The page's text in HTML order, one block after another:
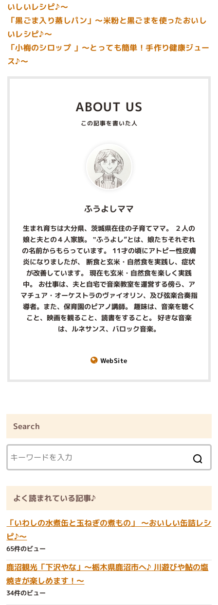
いしいレシピ♪～
「黒ごま入り蒸しパン」～米粉と黒ごまを使ったおいし
いレシピ♪～
「小梅のシロップ 」～とっても簡単！手作り健康ジュー
ス♪～
ABOUT US
ふうよしママ
生まれ育ちは大分県、茨城県在住の子育てママ。 ２人の
娘と夫との４人家族。 ‟ふうよし”とは、娘たちそれぞれ
の名前からもらっています。 11才の頃にアトピー性皮膚
炎になりましたが、 断食と玄米・自然食を実践し、症状
が改善しています。 現在も玄米・自然食を楽しく実践
中。 お仕事は、夫と自宅で音楽教室を運営する傍ら、ア
マチュア・オーケストラのヴァイオリン、及び弦楽合奏指
導者。また、保育園のピアノ講師。 趣味は、音楽を聴く
こと、映画を観ること、読書をすること。 好きな音楽
は、ルネサンス、バロック音楽。
WebSite
Search
よく読まれている記事♪
「いわしの水煮缶と玉ねぎの煮もの」 ～おいしい缶詰レシ
ピ♪～
65件のビュー
鹿沼観光「下沢やな」～栃木県鹿沼市へ♪ 川遊びや鮎の塩
焼きが楽しめます！～
34件のビュー